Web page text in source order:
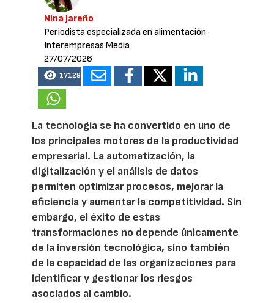
Nina Jareño
Periodista especializada en alimentación ·
Interempresas Media
27/07/2026
17129
La tecnología se ha convertido en uno de
los principales motores de la productividad
empresarial. La automatización, la
digitalización y el análisis de datos
permiten optimizar procesos, mejorar la
eficiencia y aumentar la competitividad. Sin
embargo, el éxito de estas
transformaciones no depende únicamente
de la inversión tecnológica, sino también
de la capacidad de las organizaciones para
identificar y gestionar los riesgos
asociados al cambio.